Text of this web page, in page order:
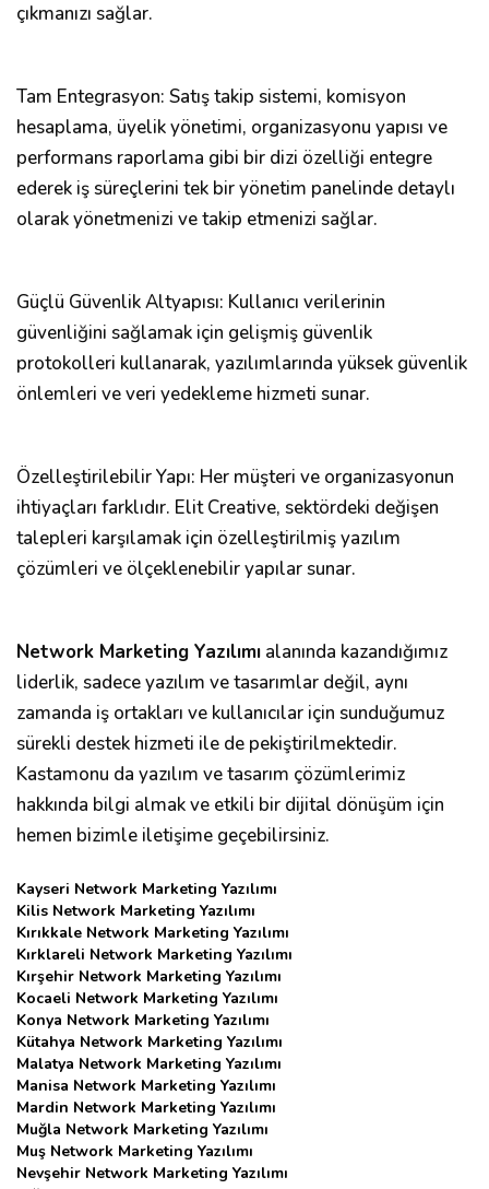
çıkmanızı sağlar.
Tam Entegrasyon: Satış takip sistemi, komisyon
hesaplama, üyelik yönetimi, organizasyonu yapısı ve
performans raporlama gibi bir dizi özelliği entegre
ederek iş süreçlerini tek bir yönetim panelinde detaylı
olarak yönetmenizi ve takip etmenizi sağlar.
Güçlü Güvenlik Altyapısı: Kullanıcı verilerinin
güvenliğini sağlamak için gelişmiş güvenlik
protokolleri kullanarak, yazılımlarında yüksek güvenlik
önlemleri ve veri yedekleme hizmeti sunar.
Özelleştirilebilir Yapı: Her müşteri ve organizasyonun
ihtiyaçları farklıdır. Elit Creative, sektördeki değişen
talepleri karşılamak için özelleştirilmiş yazılım
çözümleri ve ölçeklenebilir yapılar sunar.
Network Marketing Yazılımı alanında kazandığımız
liderlik, sadece yazılım ve tasarımlar değil, aynı
zamanda iş ortakları ve kullanıcılar için sunduğumuz
sürekli destek hizmeti ile de pekiştirilmektedir.
Kastamonu da yazılım ve tasarım çözümlerimiz
hakkında bilgi almak ve etkili bir dijital dönüşüm için
hemen bizimle iletişime geçebilirsiniz.
Kayseri Network Marketing Yazılımı
Kilis Network Marketing Yazılımı
Kırıkkale Network Marketing Yazılımı
Kırklareli Network Marketing Yazılımı
Kırşehir Network Marketing Yazılımı
Kocaeli Network Marketing Yazılımı
Konya Network Marketing Yazılımı
Kütahya Network Marketing Yazılımı
Malatya Network Marketing Yazılımı
Manisa Network Marketing Yazılımı
Mardin Network Marketing Yazılımı
Muğla Network Marketing Yazılımı
Muş Network Marketing Yazılımı
Nevşehir Network Marketing Yazılımı